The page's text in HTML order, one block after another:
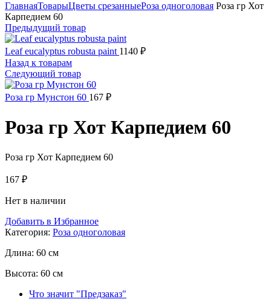
ГлавнаяТоварыЦветы срезанныеРоза одноголовая Роза гр Хот
Карпедием 60
Предыдущий товар
Leaf eucalyptus robusta paint 1140 ₽
Назад к товарам
Следующий товар
Роза гр Мунстон 60 167 ₽
Роза гр Хот Карпедием 60
Роза гр Хот Карпедием 60
167 ₽
Нет в наличии
Добавить в Избранное
Категория: Роза одноголовая
Длина: 60 см
Высота: 60 см
Что значит "Предзаказ"